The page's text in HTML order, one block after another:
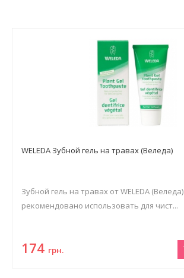
WELEDA Зубной гель на травах (Веледа)
Зубной гель на травах от WELEDA (Веледа)
рекомендовано использовать для чист...
174 грн.